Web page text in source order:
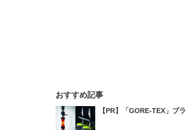
おすすめ記事
【PR】「GORE-TEX」